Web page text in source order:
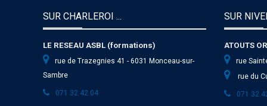
SUR CHARLEROI ...
LE RESEAU ASBL (formations)
rue de Trazegnies 41 - 6031 Monceau-sur-
Sambre
071 32.42.04
SUR
ATOUTS
rue
rue du
071